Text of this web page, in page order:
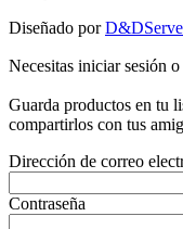
Diseñado por
Necesitas iniciar sesión
Guarda productos en tu
compartirlos con tus
Dirección de correo
Contraseña